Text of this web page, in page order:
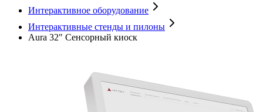
Интерактивное оборудование
Интерактивные стенды и пилоны
Aura 32" Сенсорный киоск